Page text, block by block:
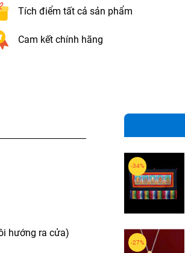
Tích điểm tất cả sản phẩm
Cam kết chính hãng
hướng ra cửa)